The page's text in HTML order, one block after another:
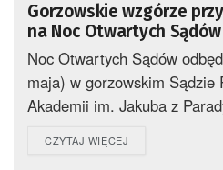
Gorzowskie wzgórze
na Noc Otwartych Sądów
Noc Otwartych Sądów
maja) w gorzowskim Sądzie
Akademii im. Jakuba z
CZYTAJ WIĘCEJ